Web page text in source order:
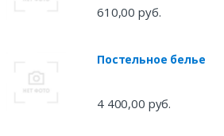
610,00 руб.
Постельное белье
4 400,00 руб.